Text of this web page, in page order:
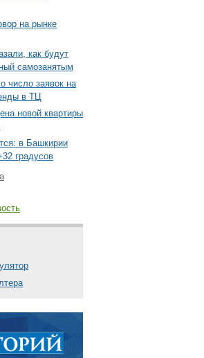
на рынке
как будут
самозанятым
число заявок на
в ТЦ
новой квартиры
в Башкирии
градусов